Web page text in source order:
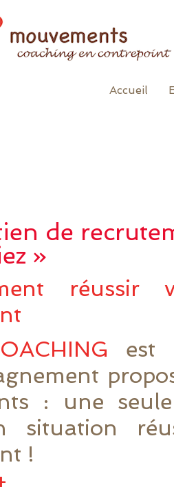
Accueil
de
»
réussir
est
: une
situation
!